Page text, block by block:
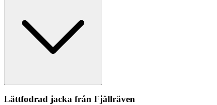
Lättfodrad jacka från Fjällräven